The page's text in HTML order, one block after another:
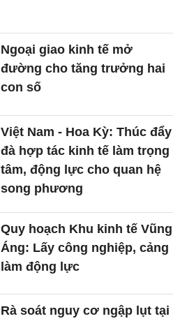
Ngoại giao kinh tế mở
đường cho tăng trưởng hai
con số
Việt Nam - Hoa Kỳ: Thúc đẩy
đà hợp tác kinh tế làm trọng
tâm, động lực cho quan hệ
song phương
Quy hoạch Khu kinh tế Vũng
Áng: Lấy công nghiệp, cảng
làm động lực
Rà soát nguy cơ ngập lụt tại